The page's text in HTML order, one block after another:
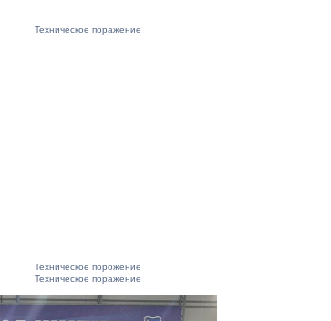
Техническое поражение
Техническое порожение
Техническое поражение